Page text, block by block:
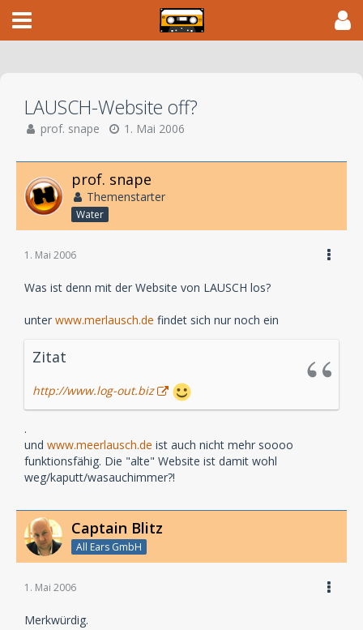
LAUSCH-Website off?
prof. snape 1. Mai 2006
prof. snape
Themenstarter
Water
1. Mai 2006
Was ist denn mit der Website von LAUSCH los?
unter www.merlausch.de findet sich nur noch ein
Zitat
http://www.log-out.biz
.
und www.meerlausch.de ist auch nicht mehr soooo
funktionsfähig. Die "alte" Website ist damit wohl
weg/kaputt/wasauchimmer?!
Captain Blitz
All Ears GmbH
1. Mai 2006
Merkwürdig.